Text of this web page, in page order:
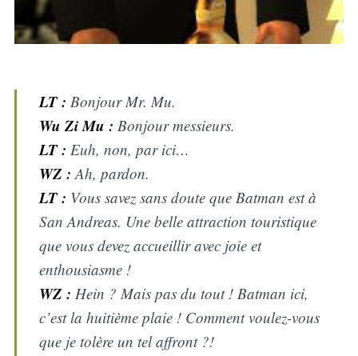
LT : Bonjour Mr. Mu.
Wu Zi Mu : Bonjour messieurs.
LT : Euh, non, par ici…
WZ : Ah, pardon.
LT : Vous savez sans doute que Batman est à
San Andreas. Une belle attraction touristique
que vous devez accueillir avec joie et
enthousiasme !
WZ : Hein ? Mais pas du tout ! Batman ici,
c’est la huitième plaie ! Comment voulez-vous
que je tolère un tel affront ?!